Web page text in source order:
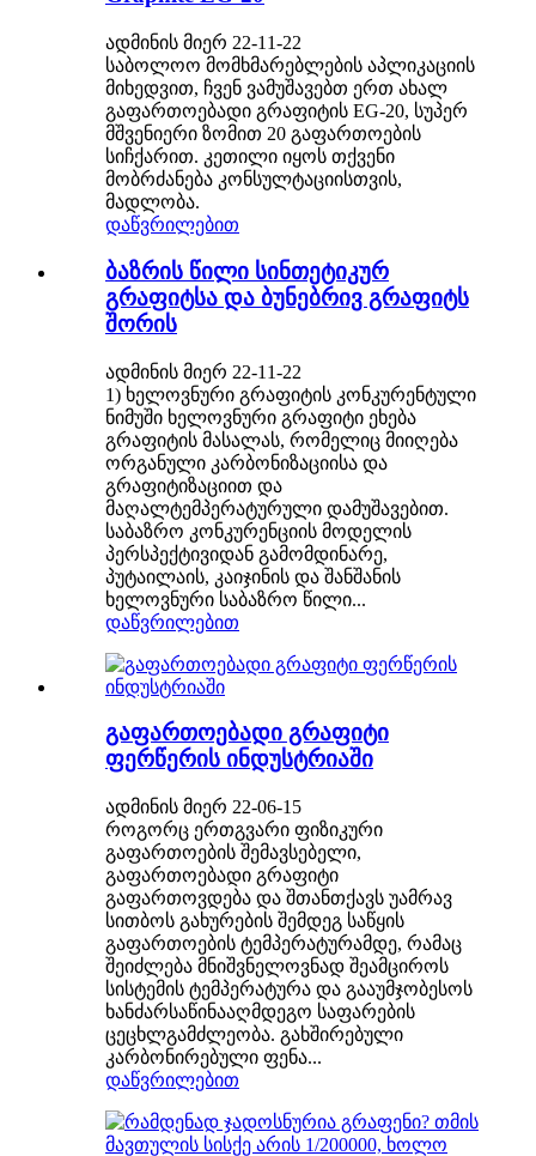
ადმინის მიერ 22-11-22
საბოლოო მომხმარებლების აპლიკაციის
მიხედვით, ჩვენ ვამუშავებთ ერთ ახალ
გაფართოებადი გრაფიტის EG-20, სუპერ
მშვენიერი ზომით 20 გაფართოების
სიჩქარით. კეთილი იყოს თქვენი
მობრძანება კონსულტაციისთვის,
მადლობა.
დაწვრილებით
ბაზრის წილი სინთეტიკურ
გრაფიტსა და ბუნებრივ გრაფიტს
შორის
ადმინის მიერ 22-11-22
1) ხელოვნური გრაფიტის კონკურენტული
ნიმუში ხელოვნური გრაფიტი ეხება
გრაფიტის მასალას, რომელიც მიიღება
ორგანული კარბონიზაციისა და
გრაფიტიზაციით და
მაღალტემპერატურული დამუშავებით.
საბაზრო კონკურენციის მოდელის
პერსპექტივიდან გამომდინარე,
პუტაილაის, კაიჯინის და შანშანის
ხელოვნური საბაზრო წილი...
დაწვრილებით
გაფართოებადი გრაფიტი
ფერწერის ინდუსტრიაში
ადმინის მიერ 22-06-15
როგორც ერთგვარი ფიზიკური
გაფართოების შემავსებელი,
გაფართოებადი გრაფიტი
გაფართოვდება და შთანთქავს უამრავ
სითბოს გახურების შემდეგ საწყის
გაფართოების ტემპერატურამდე, რამაც
შეიძლება მნიშვნელოვნად შეამციროს
სისტემის ტემპერატურა და გააუმჯობესოს
ხანძარსაწინააღმდეგო საფარების
ცეცხლგამძლეობა. გახშირებული
კარბონირებული ფენა...
დაწვრილებით